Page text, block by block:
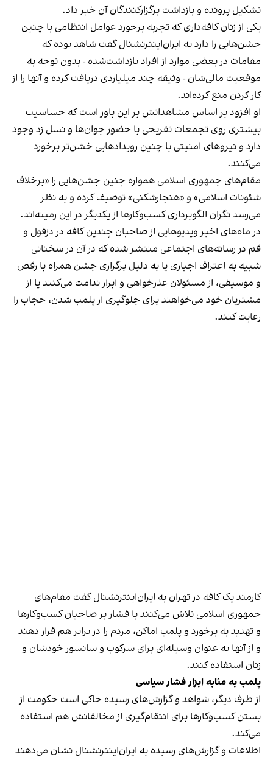
تشکیل پرونده و بازداشت برگزارکنندگان آن خبر داد.
یکی از زنان کافه‌داری که تجربه برخورد عوامل انتظامی با چنین
جشن‌هایی را دارد به ایران‌اینترنشنال گفت شاهد بوده که
مقامات در بعضی موارد از افراد بازداشت‌‌شده - بدون توجه به
موقعیت مالی‌شان - وثیقه چند میلیاردی دریافت کرده و آنها را از
کار کردن منع کرده‌اند.
او افزود بر اساس مشاهداتش بر این باور است که حساسیت
بیشتری روی تجمعات تفریحی با حضور جوان‌ها و نسل زد وجود
دارد و نیروهای امنیتی با چنین رویدادهایی خشن‌تر برخورد
می‌کنند.
مقام‌های جمهوری اسلامی همواره چنین جشن‌هایی را «برخلاف
شئونات اسلامی» و «هنجارشکنی» توصیف کرده و به نظر
می‌رسد نگران الگوبرداری کسب‌وکارها از یکدیگر در این زمینه‌اند.
در ماه‌های اخیر ویدیوهایی از صاحبان چندین کافه در دزفول و
قم در رسانه‌های اجتماعی منتشر شده که در آن در سخنانی
شبیه به اعتراف اجباری یا به دلیل برگزاری جشن همراه با رقص
و موسیقی، از مسئولان عذرخواهی و ابراز ندامت می‌کنند یا از
مشتریان خود می‌خواهند برای جلوگیری از پلمب شدن، حجاب را
رعایت کنند.
کارمند یک کافه در تهران به ایران‌اینترنشنال گفت مقام‌های
جمهوری اسلامی تلاش می‌کنند با فشار بر صاحبان کسب‌وکارها
و تهدید به برخورد و پلمب اماکن، مردم را در برابر هم قرار دهند
و از آنها به عنوان وسیله‌ای برای سرکوب و سانسور خودشان و
زنان استفاده کنند.
پلمب به مثابه ابزار فشار سیاسی
از طرف دیگر، شواهد و گزارش‌های رسیده حاکی است حکومت از
بستن کسب‌وکارها برای انتقام‌گیری از مخالفانش هم استفاده
می‌کند.
اطلاعات و گزارش‌های رسیده به ایران‌اینترنشنال نشان می‌دهند